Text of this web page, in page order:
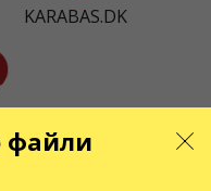
KARABAS.DK
файли